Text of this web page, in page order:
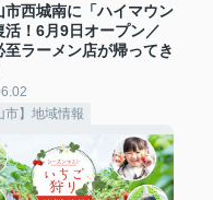
市西城南に「ハイマウン
活！6月9日オープン／
至ラーメン店が帰ってき
市】地域情報